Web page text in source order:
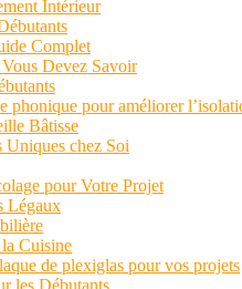
Intérieur
Complet
Devez Savoir
pour améliorer
Bâtisse
Uniques chez Soi
pour Votre Projet
Légaux
Cuisine
de plexiglas pour vos projets
les Débutants